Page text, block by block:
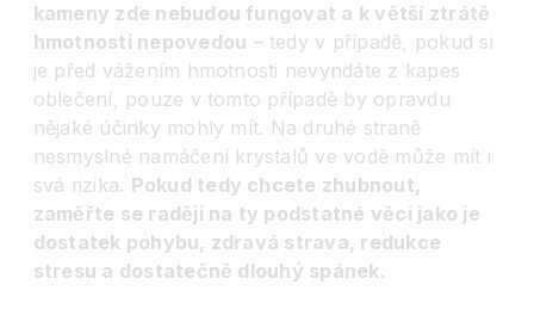
kameny zde nebudou fungovat a k větší ztrátě
hmotnosti nepovedou – tedy v případě, pokud si
je před vážením hmotnosti nevyndáte z kapes
oblečení, pouze v tomto případě by opravdu
nějaké účinky mohly mít. Na druhé straně
nesmyslné namáčení krystalů ve vodě může mít i
svá rizika. Pokud tedy chcete zhubnout,
zaměřte se raději na ty podstatné věci jako je
dostatek pohybu, zdravá strava, redukce
stresu a dostatečně dlouhý spánek.